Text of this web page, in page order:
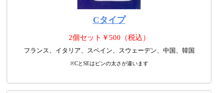
Cタイプ
2個セット￥500（税込）
フランス、イタリア、スペイン、スウェーデン、中国、韓国
※CとSEはピンの太さが違います